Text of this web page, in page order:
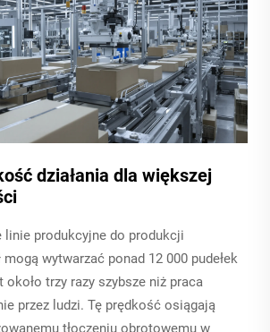
działania dla większej
linie produkcyjne do produkcji
wytwarzać ponad 12 000 pudełek
około trzy razy szybsze niż praca
przez ludzi. Tę prędkość osiągają
tłoczeniu obrotowemu w